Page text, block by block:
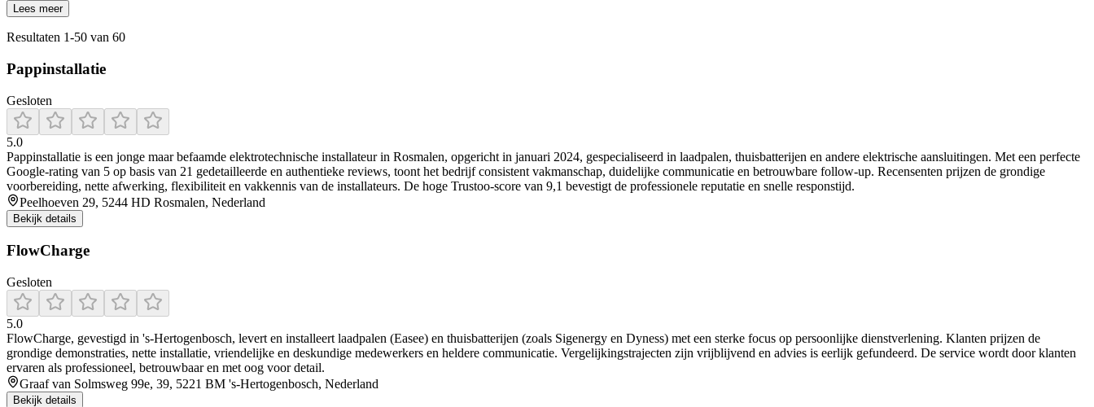
Lees meer
Resultaten 1-50 van 60
Pappinstallatie
Gesloten
5.0
Pappinstallatie is een jonge maar befaamde elektrotechnische installateur in Rosmalen, opgericht in januari 2024, gespecialiseerd in laadpalen, thuisbatterijen en andere elektrische aansluitingen. Met een perfecte
Google-rating van 5 op basis van 21 gedetailleerde en authentieke reviews, toont het bedrijf consistent vakmanschap, duidelijke communicatie en betrouwbare follow-up. Recensenten prijzen de grondige
voorbereiding, nette afwerking, flexibiliteit en vakkennis van de installateurs. De hoge Trustoo-score van 9,1 bevestigt de professionele reputatie en snelle responstijd.
Peelhoeven 29, 5244 HD Rosmalen, Nederland
Bekijk details
FlowCharge
Gesloten
5.0
FlowCharge, gevestigd in 's‑Hertogenbosch, levert en installeert laadpalen (Easee) en thuisbatterijen (zoals Sigenergy en Dyness) met een sterke focus op persoonlijke dienstverlening. Klanten prijzen de
grondige demonstraties, nette installatie, vriendelijke en deskundige medewerkers en heldere communicatie. Vergelijkingstrajecten zijn vrijblijvend en advies is eerlijk gefundeerd. De service wordt door klanten
ervaren als professioneel, betrouwbaar en met oog voor detail.
Graaf van Solmsweg 99e, 39, 5221 BM 's-Hertogenbosch, Nederland
Bekijk details